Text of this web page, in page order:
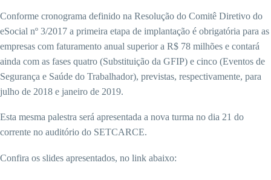
Conforme cronograma definido na Resolução do Comitê Diretivo do
eSocial nº 3/2017 a primeira etapa de implantação é obrigatória para as
empresas com faturamento anual superior a R$ 78 milhões e contará
ainda com as fases quatro (Substituição da GFIP) e cinco (Eventos de
Segurança e Saúde do Trabalhador), previstas, respectivamente, para
julho de 2018 e janeiro de 2019.
Esta mesma palestra será apresentada a nova turma no dia 21 do
corrente no auditório do SETCARCE.
Confira os slides apresentados, no link abaixo: